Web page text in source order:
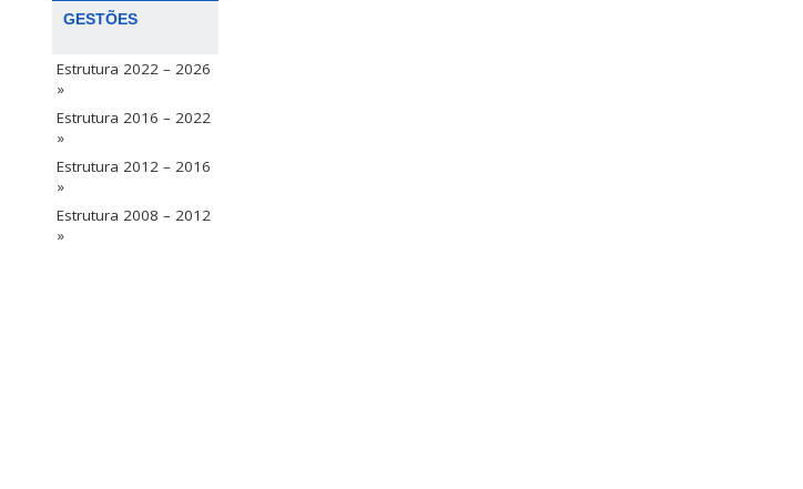
GESTÕES
Estrutura 2022 – 2026
»
Estrutura 2016 – 2022
»
Estrutura 2012 – 2016
»
Estrutura 2008 – 2012
»